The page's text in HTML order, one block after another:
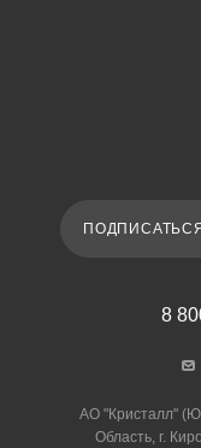
8
АО "Кристалл"
Область, г.